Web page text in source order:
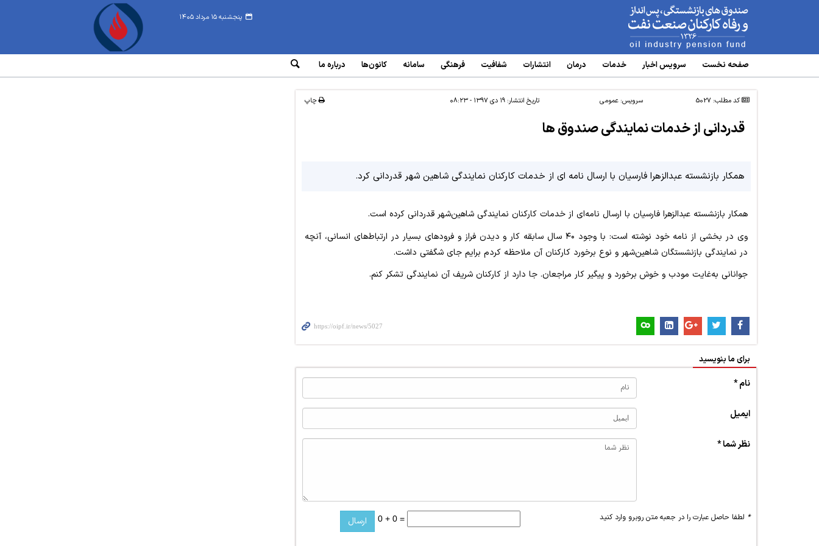
پنجشنبه ۱۵ مرداد ۱۴۰۵ www.oipf.ir
صفحه نخست سرویس‌ اخبار خدمات درمان انتشارات شفافیت فرهنگی سامانه‌ کانون‌ها درباره ما
کد مطلب: 5027 سرویس:عمومی تاریخ انتشار:۱۹ دی ۱۳۹۷ - ۰۸:۲۳ چاپ
قدردانی از خدمات نمایندگی صندوق ها
همکار بازنشسته عبدالزهرا فارسیان با ارسال نامه ای از خدمات کارکنان نمایندگی شاهین شهر قدردانی کرد.
همکار بازنشسته عبدالزهرا فارسیان با ارسال نامه‌ای از خدمات کارکنان نمایندگی شاهین‌شهر قدردانی کرده است.
وی در بخشی از نامه خود نوشته است: با وجود ۴۰ سال سابقه کار و دیدن فراز و فرودهای بسیار در ارتباط‌های انسانی، آنچه
در نمایندگی بازنشستگان شاهین‌شهر و نوع برخورد کارکنان آن ملاحظه کردم برایم جای شگفتی داشت.
جوانانی به‌غایت مودب و خوش برخورد و پیگیر کار مراجعان. جا دارد از کارکنان شریف آن نمایندگی تشکر کنم.
برای ما بنویسید
نام *
ایمیل
نظر شما *
* لطفا حاصل عبارت را در جعبه متن روبرو وارد کنید 0 + 0 =